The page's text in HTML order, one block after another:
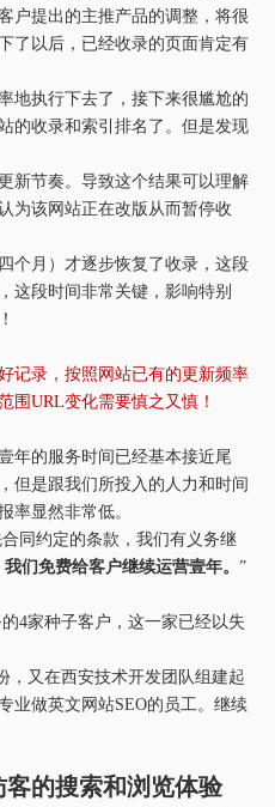
提出的主推产品的调整，将很
了以后，已经收录的页面肯定有
执行下去了，接下来很尴尬的
的收录和索引排名了。但是发现
节奏。导致这个结果可以理解
为该网站正在改版从而暂停收
月）才逐步恢复了收录，这段
这段时间非常关键，影响特别
记录，按照网站已有的更新频率
围URL变化需要慎之又慎！
的服务时间已经基本接近尾
但是跟我们所投入的人力和时间
率显然非常低。
约定的条款，我们有义务继
们免费给客户继续运营壹年。 ”
家种子客户，这一家已经以失
又在西安技术开发团队组建起
业做英文网站SEO的员工。继续
客的搜索和浏览体验